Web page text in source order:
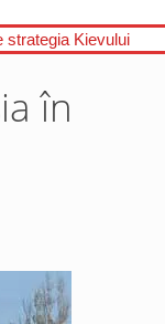
strategia Kievului
în